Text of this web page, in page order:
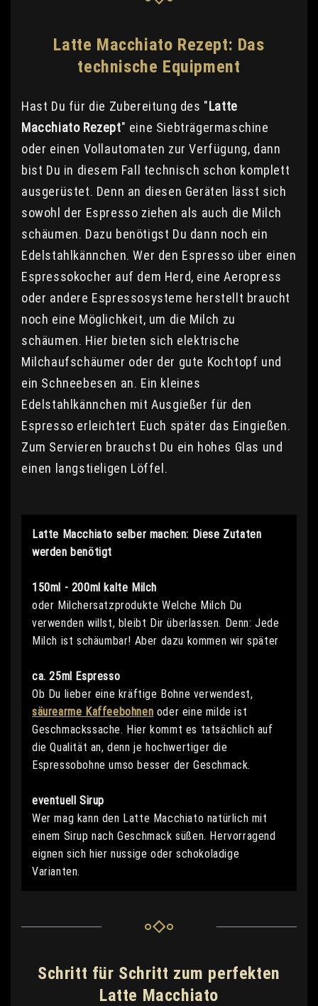
Latte Macchiato Rezept: Das
technische Equipment
Hast Du für die Zubereitung des "Latte
Macchiato Rezept" eine Siebträgermaschine
oder einen Vollautomaten zur Verfügung, dann
bist Du in diesem Fall technisch schon komplett
ausgerüstet. Denn an diesen Geräten lässt sich
sowohl der Espresso ziehen als auch die Milch
schäumen. Dazu benötigst Du dann noch ein
Edelstahlkännchen. Wer den Espresso über einen
Espressokocher auf dem Herd, eine Aeropress
oder andere Espressosysteme herstellt braucht
noch eine Möglichkeit, um die Milch zu
schäumen. Hier bieten sich elektrische
Milchaufschäumer oder der gute Kochtopf und
ein Schneebesen an. Ein kleines
Edelstahlkännchen mit Ausgießer für den
Espresso erleichtert Euch später das Eingießen.
Zum Servieren brauchst Du ein hohes Glas und
einen langstieligen Löffel.
Latte Macchiato selber machen: Diese Zutaten
werden benötigt
150ml - 200ml kalte Milch
oder Milchersatzprodukte Welche Milch Du
verwenden willst, bleibt Dir überlassen. Denn: Jede
Milch ist schäumbar! Aber dazu kommen wir später
ca. 25ml Espresso
Ob Du lieber eine kräftige Bohne verwendest,
säurearme Kaffeebohnen oder eine milde ist
Geschmackssache. Hier kommt es tatsächlich auf
die Qualität an, denn je hochwertiger die
Espressobohne umso besser der Geschmack.
eventuell Sirup
Wer mag kann den Latte Macchiato natürlich mit
einem Sirup nach Geschmack süßen. Hervorragend
eignen sich hier nussige oder schokoladige
Varianten.
Schritt für Schritt zum perfekten
Latte Macchiato